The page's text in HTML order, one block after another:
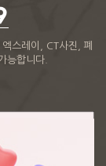
엑스레이, CT사진, 폐
능합니다.